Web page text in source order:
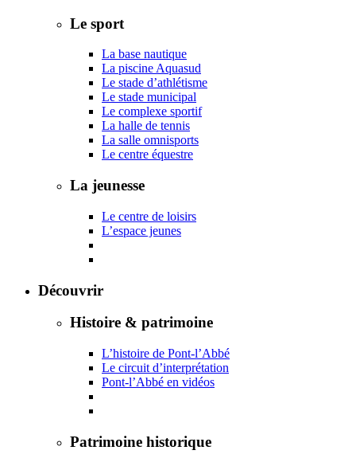
Le sport
La base nautique
La piscine Aquasud
Le stade d’athlétisme
Le stade municipal
Le complexe sportif
La halle de tennis
La salle omnisports
Le centre équestre
La jeunesse
Le centre de loisirs
L’espace jeunes
Découvrir
Histoire & patrimoine
L’histoire de Pont-l’Abbé
Le circuit d’interprétation
Pont-l’Abbé en vidéos
Patrimoine historique